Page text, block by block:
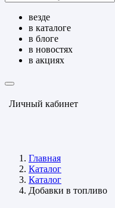
везде
в каталоге
в блоге
в новостях
в акциях
Личный кабинет
Главная
Каталог
Каталог
Добавки в топливо